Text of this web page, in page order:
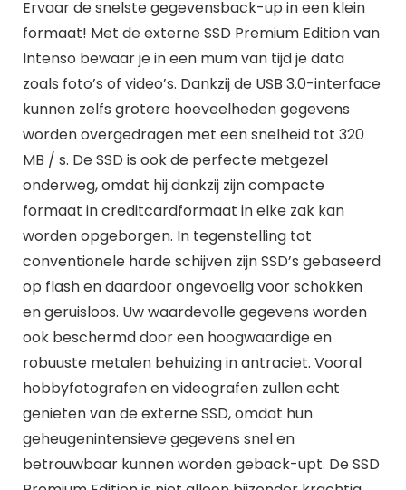
Ervaar de snelste gegevensback-up in een klein
formaat! Met de externe SSD Premium Edition van
Intenso bewaar je in een mum van tijd je data
zoals foto’s of video’s. Dankzij de USB 3.0-interface
kunnen zelfs grotere hoeveelheden gegevens
worden overgedragen met een snelheid tot 320
MB / s. De SSD is ook de perfecte metgezel
onderweg, omdat hij dankzij zijn compacte
formaat in creditcardformaat in elke zak kan
worden opgeborgen. In tegenstelling tot
conventionele harde schijven zijn SSD’s gebaseerd
op flash en daardoor ongevoelig voor schokken
en geruisloos. Uw waardevolle gegevens worden
ook beschermd door een hoogwaardige en
robuuste metalen behuizing in antraciet. Vooral
hobbyfotografen en videografen zullen echt
genieten van de externe SSD, omdat hun
geheugenintensieve gegevens snel en
betrouwbaar kunnen worden geback-upt. De SSD